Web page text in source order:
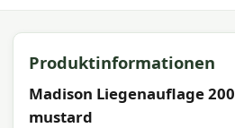
Produktinformationen
Madison Liegenauflage
mustard